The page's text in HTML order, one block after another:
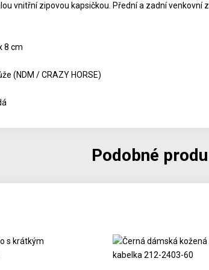
vnitřní zipovou kapsičkou. Přední a zadní
8 cm
(NDM / CRAZY HORSE)
Podobné